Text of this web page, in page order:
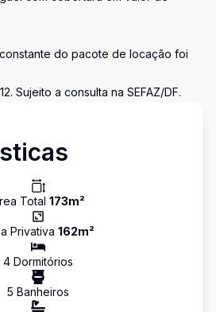
do pacote de locação foi
Sujeito a consulta na SEFAZ/DF.
Total 173m²
Privativa 162m²
4 Dormitórios
5 Banheiros